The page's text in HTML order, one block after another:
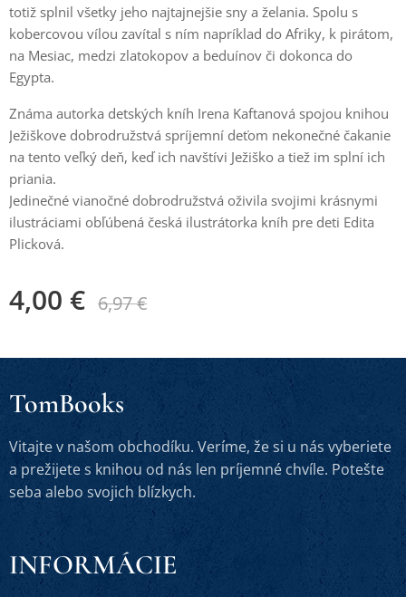
totiž splnil všetky jeho najtajnejšie sny a želania. Spolu s
kobercovou vílou zavítal s ním napríklad do Afriky, k pirátom,
na Mesiac, medzi zlatokopov a beduínov či dokonca do
Egypta.
Známa autorka detských kníh Irena Kaftanová spojou knihou
Ježiškove dobrodružstvá spríjemní deťom nekonečné čakanie
na tento veľký deň, keď ich navštívi Ježiško a tiež im splní ich
priania.
Jedinečné vianočné dobrodružstvá oživila svojimi krásnymi
ilustráciami obľúbená česká ilustrátorka kníh pre deti Edita
Plicková.
4,00 € 6,97€
TomBooks
Vitajte v našom obchodíku. Veríme, že si u nás vyberiete
a prežijete s knihou od nás len príjemné chvíle. Potešte
seba alebo svojich blízkych.
INFORMÁCIE